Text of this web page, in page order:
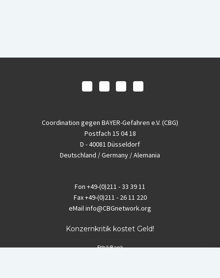
Coordination gegen BAYER-Gefahren e.V. (CBG)
Postfach 15 04 18
D - 40081 Düsseldorf
Deutschland / Germany / Alemania
Fon +49-(0)211 - 33 39 11
Fax+49-(0)211 - 26 11 220
eMailinfo@CBGnetwork.org
Konzernkritik kostet Geld!
EthikBank